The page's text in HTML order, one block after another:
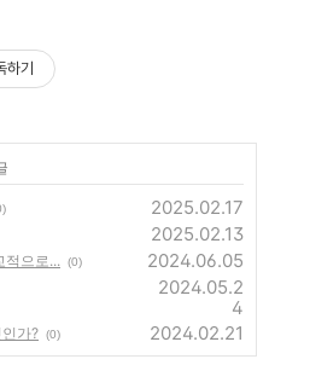
하기
2025.02.17
2025.02.13
적으로... (0) 2024.06.05
2024.05.2
4
가? (0) 2024.02.21